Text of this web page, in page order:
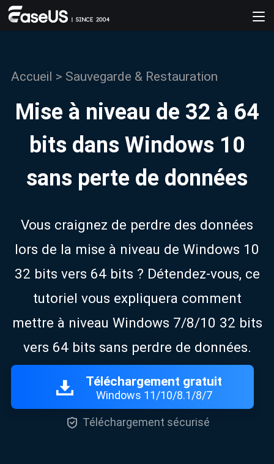
Accueil > Sauvegarde & Restauration
Mise à niveau de 32 à 64
bits dans Windows 10
sans perte de données
Vous craignez de perdre des données
lors de la mise à niveau de Windows 10
32 bits vers 64 bits ? Détendez-vous, ce
tutoriel vous expliquera comment
mettre à niveau Windows 7/8/10 32 bits
vers 64 bits sans perdre de données.
Téléchargement gratuit
Windows 11/10/8.1/8/7
 Téléchargement sécurisé